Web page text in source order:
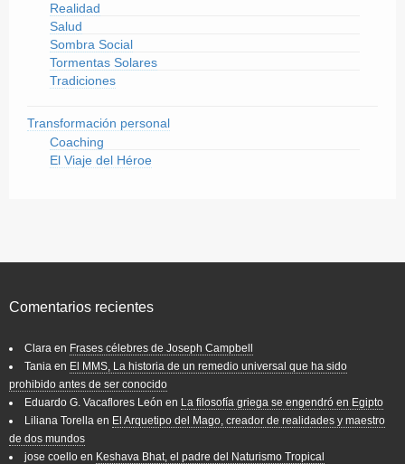
Realidad
Salud
Sombra Social
Tormentas Solares
Tradiciones
Transformación personal
Coaching
El Viaje del Héroe
Comentarios recientes
Clara en Frases célebres de Joseph Campbell
Tania en El MMS, La historia de un remedio universal que ha sido
prohibido antes de ser conocido
Eduardo G. Vacaflores León en La filosofía griega se engendró en Egipto
Liliana Torella en El Arquetipo del Mago, creador de realidades y maestro
de dos mundos
jose coello en Keshava Bhat, el padre del Naturismo Tropical